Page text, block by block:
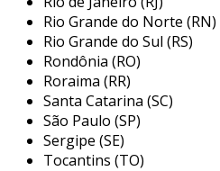
permitindo que os
prontos para uso em
essas características destacam
bateria cral em aplicações que
robusta e confiável.
benefícios da bateria cral
Rio Grande do Norte (RN)
Rio Grande do Sul (RS)
Rondônia (RO)
Roraima (RR)
Santa Catarina (SC)
São Paulo (SP)
Sergipe (SE)
Tocantins (TO)